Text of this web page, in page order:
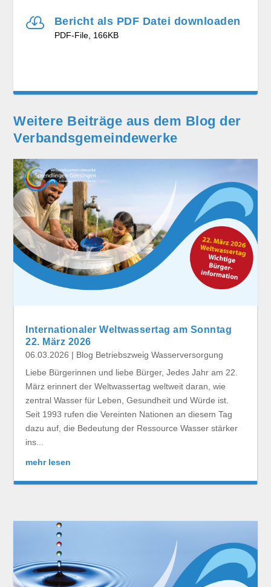
 Bericht als PDF Datei downloaden
PDF-File, 166KB
Weitere Beiträge aus dem Blog der
Verbands­gemeinde­werke
Internationaler Weltwassertag am Sonntag
22. März 2026
06.03.2026 | Blog Betriebszweig Wasserversorgung
Liebe Bürgerinnen und liebe Bürger, Jedes Jahr am 22.
März erinnert der Weltwassertag weltweit daran, wie
zentral Wasser für Leben, Gesundheit und Würde ist.
Seit 1993 rufen die Vereinten Nationen an diesem Tag
dazu auf, die Bedeutung der Ressource Wasser stärker
ins...
mehr lesen